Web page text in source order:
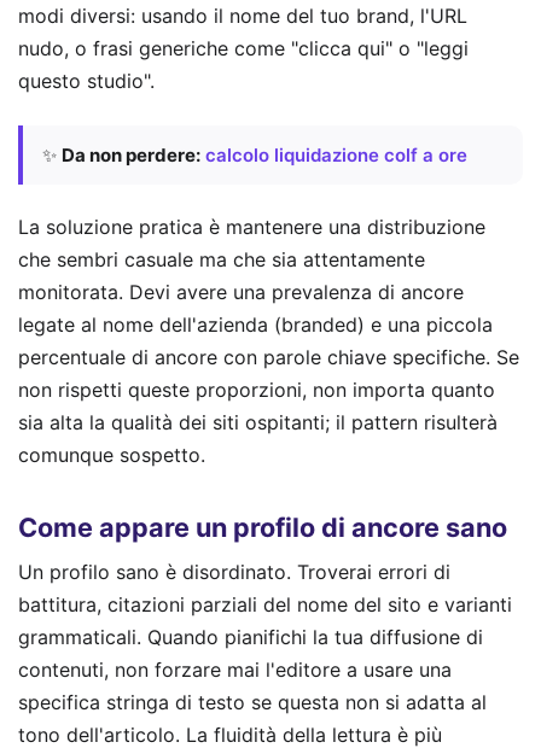
modi diversi: usando il nome del tuo brand, l'URL
nudo, o frasi generiche come "clicca qui" o "leggi
questo studio".
✨ Da non perdere: calcolo liquidazione colf a ore
La soluzione pratica è mantenere una distribuzione
che sembri casuale ma che sia attentamente
monitorata. Devi avere una prevalenza di ancore
legate al nome dell'azienda (branded) e una piccola
percentuale di ancore con parole chiave specifiche. Se
non rispetti queste proporzioni, non importa quanto
sia alta la qualità dei siti ospitanti; il pattern risulterà
comunque sospetto.
Come appare un profilo di ancore sano
Un profilo sano è disordinato. Troverai errori di
battitura, citazioni parziali del nome del sito e varianti
grammaticali. Quando pianifichi la tua diffusione di
contenuti, non forzare mai l'editore a usare una
specifica stringa di testo se questa non si adatta al
tono dell'articolo. La fluidità della lettura è più